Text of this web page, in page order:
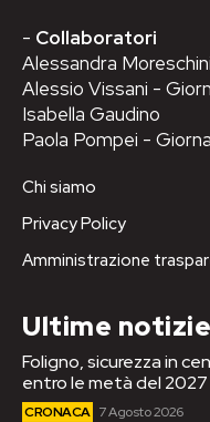
- Collaboratori
Alessandra Moreschini
Alessio Vissani -
Isabella Gaudino
Paola Pompei -
Chi siamo
Privacy Policy
Amministrazione
Ultime notizie
Foligno, sicurezza in
entro le metà del 2027
CRONACA 7 Agosto 2026